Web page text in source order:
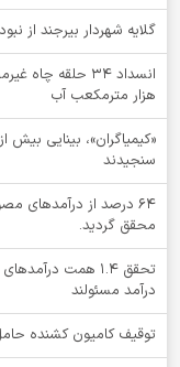
گلایه شهردار بیرجند از
هزار مترمکعب آب
سنجیدند
64 درصد از درآمدهای
محقق گردید.
تحقق ۱.۴ همت
درآمد مسئولند
توقيف کامیون کشنده حامل 23 هزار لیتر گاز مایع قاچاق در